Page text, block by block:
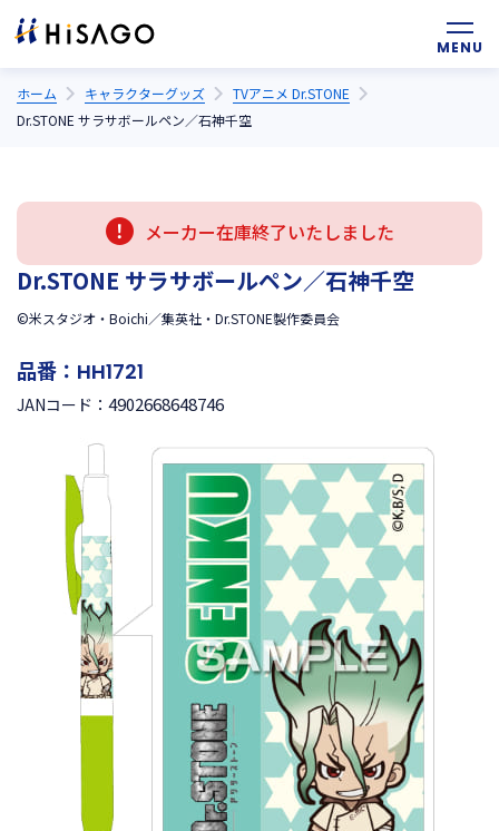
ホーム キャラクターグッズ
TVアニメ Dr.STONE
Dr.STONE サラサボールペン／石神千空
メーカー在庫終了いたしました
Dr.STONE サラサボールペン／石神千空
©米スタジオ・Boichi／集英社・Dr.STONE製作委員会
品番： HH1721
JANコード： 4902668648746